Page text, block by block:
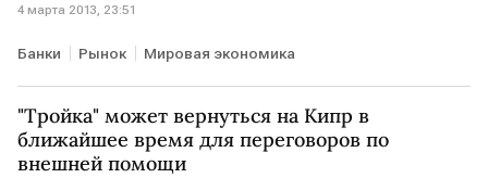
4 марта 2013, 23:51
Банки Рынок Мировая экономика
"Тройка" может вернуться на Кипр в
ближайшее время для переговоров по
внешней помощи